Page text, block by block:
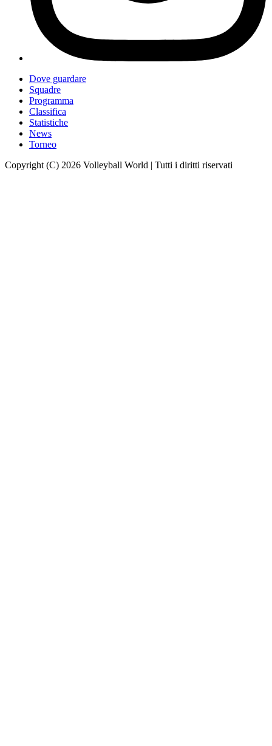
Dove guardare
Squadre
Programma
Classifica
Statistiche
News
Torneo
Copyright (C) 2026 Volleyball World | Tutti i diritti riservati